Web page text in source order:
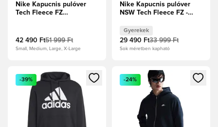
Nike Kapucnis pulóver
Tech Fleece FZ
42 490 Ft51 999 Ft
Small, Medium, Large, X-Large
Nike Kapucnis pulóver
NSW Tech Fleece FZ -
Gyerekek
29 490 Ft33 999 Ft
Sok méretben kapható
Megnyit egy modált a bejelentkezéshez vagy a tagként
-39%
Megnyit egy modált a
-24%